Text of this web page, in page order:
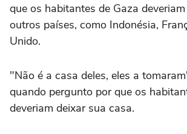
que os habitantes de Gaza
outros países, como Indonésia,
Unido.
"Não é a casa deles, eles a
quando pergunto por que os
deveriam deixar sua casa.